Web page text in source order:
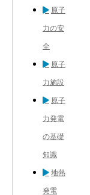
原子
力の安
全
原子
力施設
原子
力発電
の基礎
知識
地熱
発電